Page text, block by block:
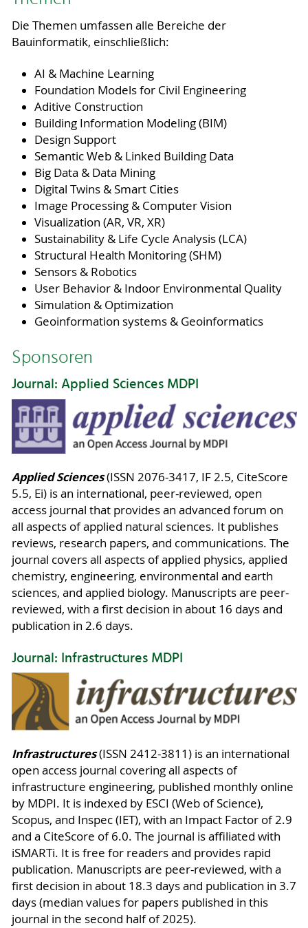
Die Themen umfassen alle Bereiche der
Bauinformatik, einschließlich:
AI & Machine Learning
Foundation Models for Civil Engineering
Aditive Construction
Building Information Modeling (BIM)
Design Support
Semantic Web & Linked Building Data
Big Data & Data Mining
Digital Twins & Smart Cities
Image Processing & Computer Vision
Visualization (AR, VR, XR)
Sustainability & Life Cycle Analysis (LCA)
Structural Health Monitoring (SHM)
Sensors & Robotics
User Behavior & Indoor Environmental Quality
Simulation & Optimization
Geoinformation systems & Geoinformatics
Sponsoren
Journal: Applied Sciences MDPI
Applied Sciences(ISSN 2076-3417, IF 2.5, CiteScore
5.5, Ei) is an international, peer-reviewed, open
access journal that provides an advanced forum on
all aspects of applied natural sciences. It publishes
reviews, research papers, and communications. The
journal covers all aspects of applied physics, applied
chemistry, engineering, environmental and earth
sciences, and applied biology. Manuscripts are peer-
reviewed, with a first decision in about 16 days and
publication in 2.6 days.
Journal: Infrastructures MDPI
Infrastructures(ISSN 2412-3811) is an international
open access journal covering all aspects of
infrastructure engineering, published monthly online
by MDPI. It is indexed by ESCI (Web of Science),
Scopus, and Inspec (IET), with an Impact Factor of 2.9
and a CiteScore of 6.0. The journal is affiliated with
iSMARTi. It is free for readers and provides rapid
publication. Manuscripts are peer-reviewed, with a
first decision in about 18.3 days and publication in 3.7
days (median values for papers published in this
journal in the second half of 2025).